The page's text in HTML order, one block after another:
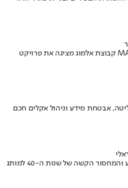
קבוצת אלמוג מציגה את פרויקט MALA: מגדלי הפרימיום האחרונים
אבטחת מידע וניהול אקלים חכם
איך אסם הפכה את תקופת הצנע והמחסור הקשה של שנות ה-40 למותג